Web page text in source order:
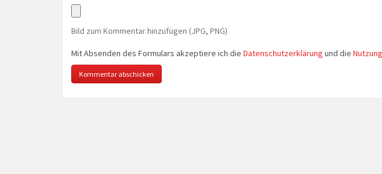
Bild zum Kommentar hinzufügen (JPG, PNG)
Mit Absenden des Formulars akzeptiere ich die Datenschutzerklärung und die